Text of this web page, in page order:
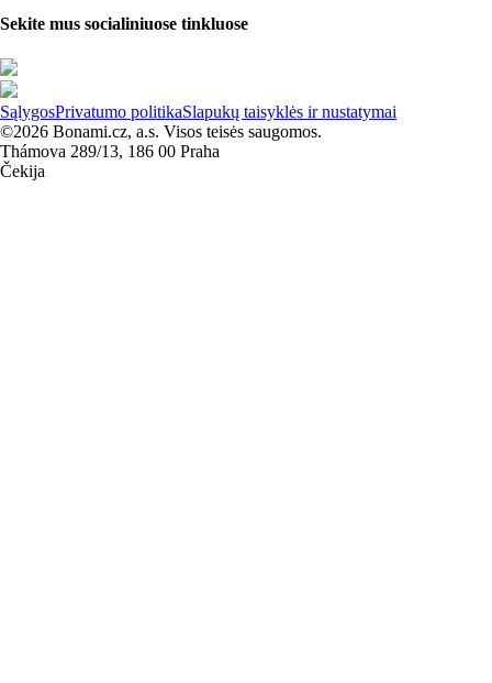
Sekite mus socialiniuose tinkluose
SąlygosPrivatumo politikaSlapukų taisyklės ir nustatymai
©2026 Bonami.cz, a.s. Visos teisės saugomos.
Thámova 289/13, 186 00 Praha
Čekija